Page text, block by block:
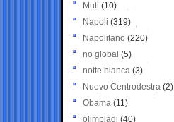
Muti (10)
Napoli (319)
Napolitano (220)
no global (5)
notte bianca (3)
Nuovo Centrodestra (2)
Obama (11)
olimpiadi (40)